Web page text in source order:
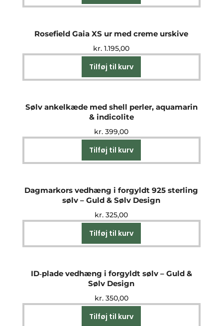
Rosefield Gaia XS ur med creme urskive
kr. 1.195,00
Tilføj til kurv
Sølv ankelkæde med shell perler, aquamarin
& indicolite
kr. 399,00
Tilføj til kurv
Dagmarkors vedhæng i forgyldt 925 sterling
sølv – Guld & Sølv Design
kr. 325,00
Tilføj til kurv
ID‑plade vedhæng i forgyldt sølv – Guld &
Sølv Design
kr.350,00
Tilføj til kurv